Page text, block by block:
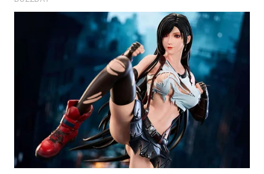
PRIANGAN
TIMUR
WN